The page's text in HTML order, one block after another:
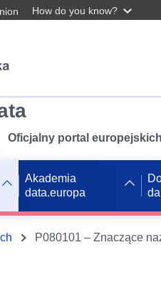
How do you know?
Oficjalny portal
Akademia
data.europa